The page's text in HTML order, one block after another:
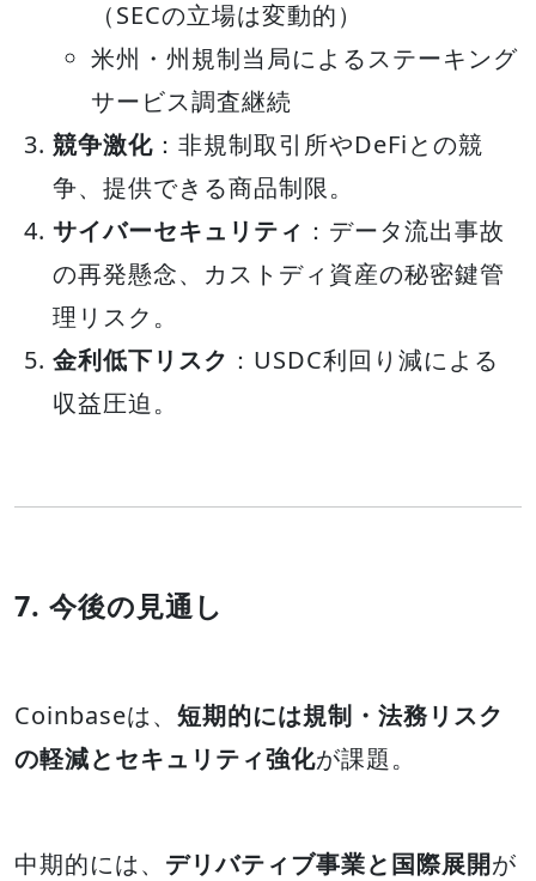
（SECの立場は変動的）
米州・州規制当局によるステーキング
サービス調査継続
競争激化 ：非規制取引所やDeFiとの競
争、提供できる商品制限。
サイバーセキュリティ ：データ流出事故
の再発懸念、カストディ資産の秘密鍵管
理リスク。
金利低下リスク ：USDC利回り減による
収益圧迫。
7. 今後の見通し
Coinbaseは、 短期的には規制・法務リスク
の軽減とセキュリティ強化が課題。
中期的には、 デリバティブ事業と国際展開が